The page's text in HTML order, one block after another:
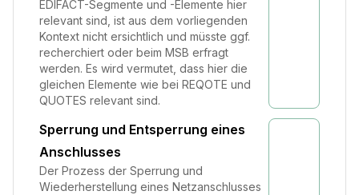
EDIFACT-Segmente und -Elemente hier
relevant sind, ist aus dem vorliegenden
Kontext nicht ersichtlich und müsste ggf.
recherchiert oder beim MSB erfragt
werden. Es wird vermutet, dass hier die
gleichen Elemente wie bei REQOTE und
QUOTES relevant sind.
Sperrung und Entsperrung eines
Anschlusses
Der Prozess der Sperrung und
Wiederherstellung eines Netzanschlusses